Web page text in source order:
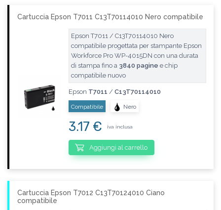
Cartuccia Epson T7011 C13T70114010 Nero compatibile
Epson T7011 / C13T70114010 Nero
compatibile progettata per stampante Epson
Workforce Pro WP-4015DN con una durata
di stampa fino a 3840 pagine e chip
compatibile nuovo
Epson T7011 / C13T70114010
Compatibile Nero
3.17 € iva inclusa
Aggiungi al carrello
Cartuccia Epson T7012 C13T70124010 Ciano
compatibile